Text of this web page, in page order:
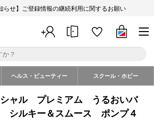
らせ】ご登録情報の継続利用に関するお願い
ヘルス・ビューティー スクール・ホビー
ャル プレミアム うるおいバ
シルキー＆スムース ポンプ４